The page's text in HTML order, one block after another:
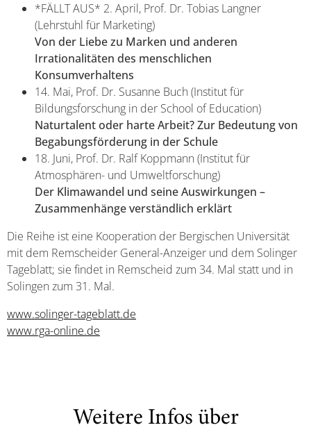
*FÄLLT AUS* 2. April, Prof. Dr. Tobias Langner
(Lehrstuhl für Marketing)
Von der Liebe zu Marken und anderen
Irrationalitäten des menschlichen
Konsumverhaltens
14. Mai, Prof. Dr. Susanne Buch (Institut für
Bildungsforschung in der School of Education)
Naturtalent oder harte Arbeit? Zur Bedeutung von
Begabungsförderung in der Schule
18. Juni, Prof. Dr. Ralf Koppmann (Institut für
Atmosphären- und Umweltforschung)
Der Klimawandel und seine Auswirkungen –
Zusammenhänge verständlich erklärt
Die Reihe ist eine Kooperation der Bergischen Universität
mit dem Remscheider General-Anzeiger und dem Solinger
Tageblatt; sie findet in Remscheid zum 34. Mal statt und in
Solingen zum 31. Mal.
www.solinger-tageblatt.de
www.rga-online.de
Weitere Infos über